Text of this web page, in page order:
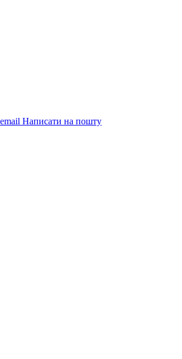
Написати на пошту